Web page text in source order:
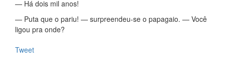
— Há dois mil anos!
— Puta que o pariu! — surpreendeu-se o papagaio. — Você
ligou pra onde?
Tweet